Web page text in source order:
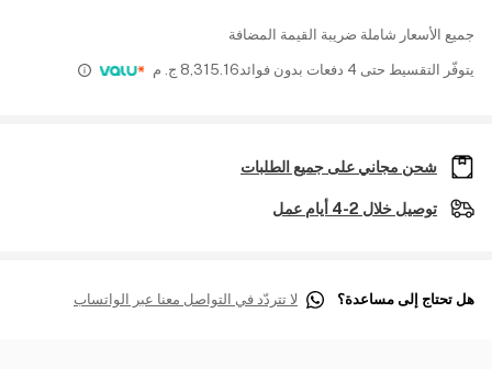
جميع الأسعار شاملة ضريبة القيمة المضافة
يتوفّر التقسيط حتى 4 دفعات بدون فوائد 8,315.16 ج. م
شحن مجاني على جميع الطلبات
توصيل خلال 2-4 أيام عمل
هل تحتاج إلى مساعدة؟ لا تتردّد في التواصل معنا عبر الواتساب